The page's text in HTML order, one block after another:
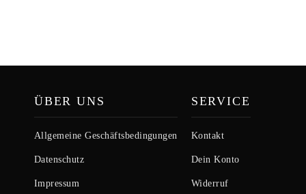
ÜBER UNS
Allgemeine Geschäftsbedingungen
Datenschutz
Impressum
SERVICE
Kontakt
Dein Konto
Widerruf